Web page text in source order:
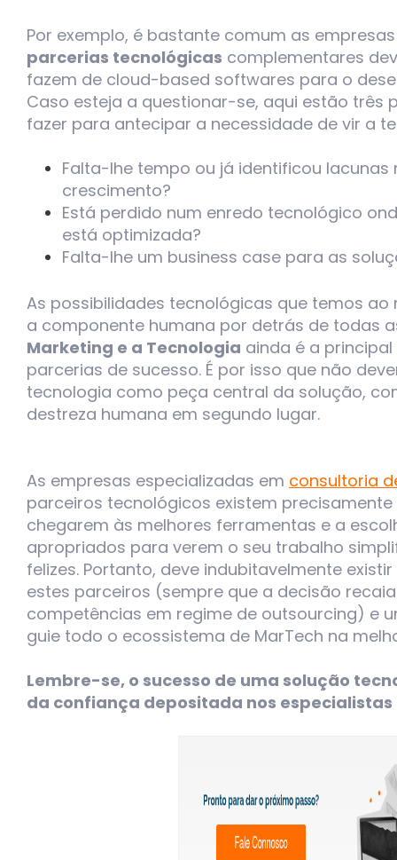
Por exemplo, é bastante comum as
parcerias tecnológicas complementares
fazem de cloud-based softwares para o
Caso esteja a questionar-se, aqui estão três
fazer para antecipar a necessidade de vir a
Falta-lhe tempo ou já identificou lacunas
crescimento?
Está perdido num enredo tecnológico
está optimizada?
Falta-lhe um business case para as
As possibilidades tecnológicas que temos
a componente humana por detrás de todas
Marketing e a Tecnologia ainda é a
parcerias de sucesso. É por isso que não
tecnologia como peça central da solução,
destreza humana em segundo lugar.
As empresas especializadas em consultoria
parceiros tecnológicos existem
chegarem às melhores ferramentas e a
apropriados para verem o seu trabalho
felizes. Portanto, deve indubitavelmente
estes parceiros (sempre que a decisão
competências em regime de outsourcing) e
guie todo o ecossistema de MarTech na
Lembre-se, o sucesso de uma solução
da confiança depositada nos